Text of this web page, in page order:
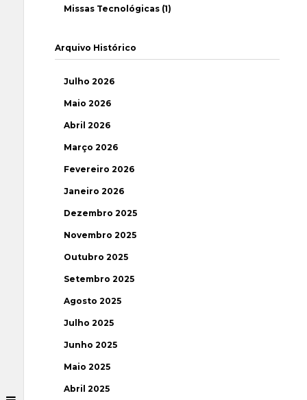
Missas Tecnológicas (1)
Arquivo Histórico
Julho 2026
Maio 2026
Abril 2026
Março 2026
Fevereiro 2026
Janeiro 2026
Dezembro 2025
Novembro 2025
Outubro 2025
Setembro 2025
Agosto 2025
Julho 2025
Junho 2025
Maio 2025
Abril 2025